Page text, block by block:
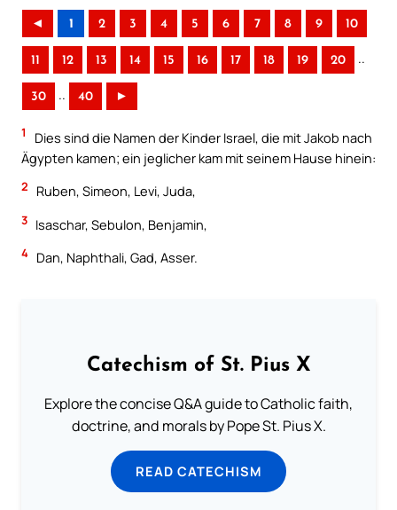
◄ 1 2 3 4 5 6 7 8 9 10
11 12 13 14 15 16 17 18 19 20 ..
30 .. 40 ►
1
Dies sind die Namen der Kinder Israel, die mit Jakob nach
Ägypten kamen; ein jeglicher kam mit seinem Hause hinein:
2 Ruben, Simeon, Levi, Juda,
3 Isaschar, Sebulon, Benjamin,
4 Dan, Naphthali, Gad, Asser.
Catechism of St. Pius X
Explore the concise Q&A guide to Catholic faith,
doctrine, and morals by Pope St. Pius X.
READ CATECHISM